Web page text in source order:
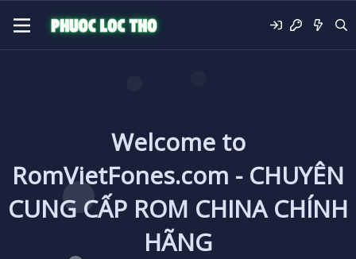
Welcome to
RomVietFones.com - CHUYÊN
CUNG CẤP ROM CHINA CHÍNH
HÃNG